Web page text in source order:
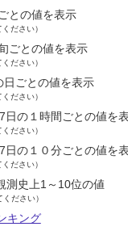
との値を表示
ださい）
ごとの値を表示
ださい）
日ごとの値を表示
ださい）
日の１時間ごとの値を
ださい）
日の１０分ごとの値を
ださい）
測史上1～10位の値
ください）
キング